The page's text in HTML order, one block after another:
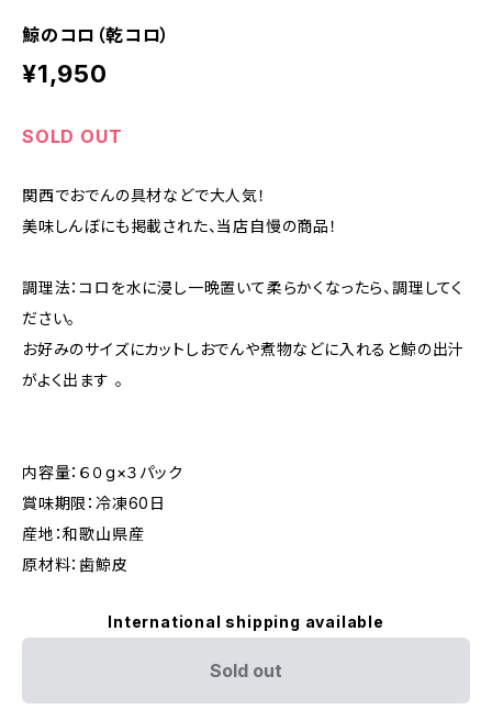
鯨のコロ（乾コロ）
¥1,950
SOLD OUT
関西でおでんの具材などで大人気！
美味しんぼにも掲載された、当店自慢の商品！
調理法：コロを水に浸し一晩置いて柔らかくなったら、調理してく
ださい。
お好みのサイズにカットしおでんや煮物などに入れると鯨の出汁
がよく出ます 。
内容量：６０g×３パック
賞味期限：冷凍60日
産地：和歌山県産
原材料：歯鯨皮
International shipping available
Sold out